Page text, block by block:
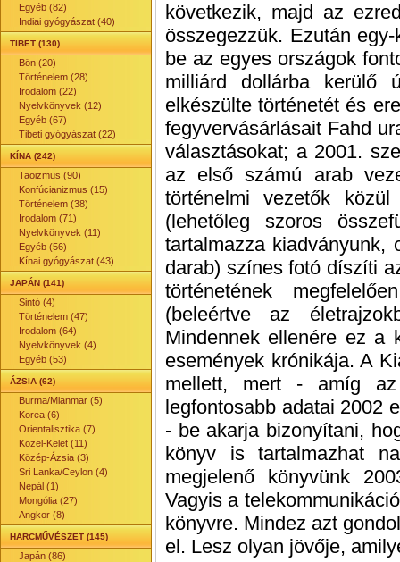
Egyéb (82)
Indiai gyógyászat (40)
TIBET (130)
Bön (20)
Történelem (28)
Irodalom (22)
Nyelvkönyvek (12)
Egyéb (67)
Tibeti gyógyászat (22)
KÍNA (242)
Taoizmus (90)
Konfúcianizmus (15)
Történelem (38)
Irodalom (71)
Nyelvkönyvek (11)
Egyéb (56)
Kínai gyógyászat (43)
JAPÁN (141)
Sintó (4)
Történelem (47)
Irodalom (64)
Nyelvkönyvek (4)
Egyéb (53)
ÁZSIA (62)
Burma/Mianmar (5)
Korea (6)
Orientalisztika (7)
Közel-Kelet (11)
Közép-Ázsia (3)
Sri Lanka/Ceylon (4)
Nepál (1)
Mongólia (27)
Angkor (8)
HARCMŰVÉSZET (145)
Japán (86)
következik, majd az
összegezzük. Ezután
be az egyes országok
milliárd dollárba kerülő
elkészülte történetét és
fegyvervásárlásait Fahd
választásokat; a 2001.
az első számú arab
történelmi vezetők
(lehetőleg szoros
tartalmazza kiadványunk,
darab) színes fotó díszíti
történetének
(beleértve az
Mindennek ellenére ez a
események krónikája. A
mellett, mert - amíg az
legfontosabb adatai 2002
- be akarja bizonyítani,
könyv is tartalmazhat
megjelenő könyvünk
Vagyis a
könyvre. Mindez azt
el. Lesz olyan jövője,